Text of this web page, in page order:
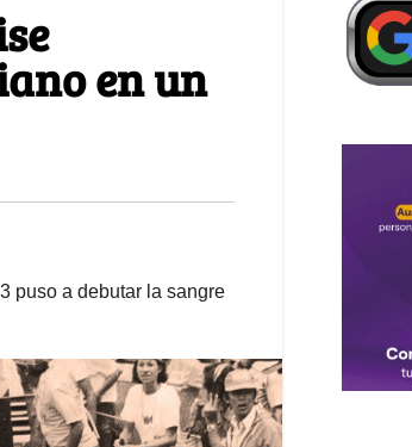
en un
puso a debutar la sangre